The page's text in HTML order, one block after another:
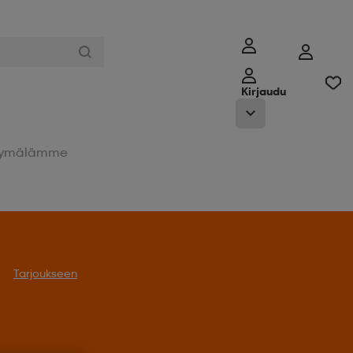
Kirjaudu
Tarjoukseen